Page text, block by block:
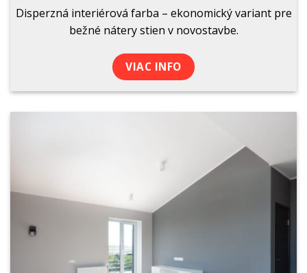
Disperzná interiérová farba – ekonomický variant pre
bežné nátery stien v novostavbe.
VIAC INFO